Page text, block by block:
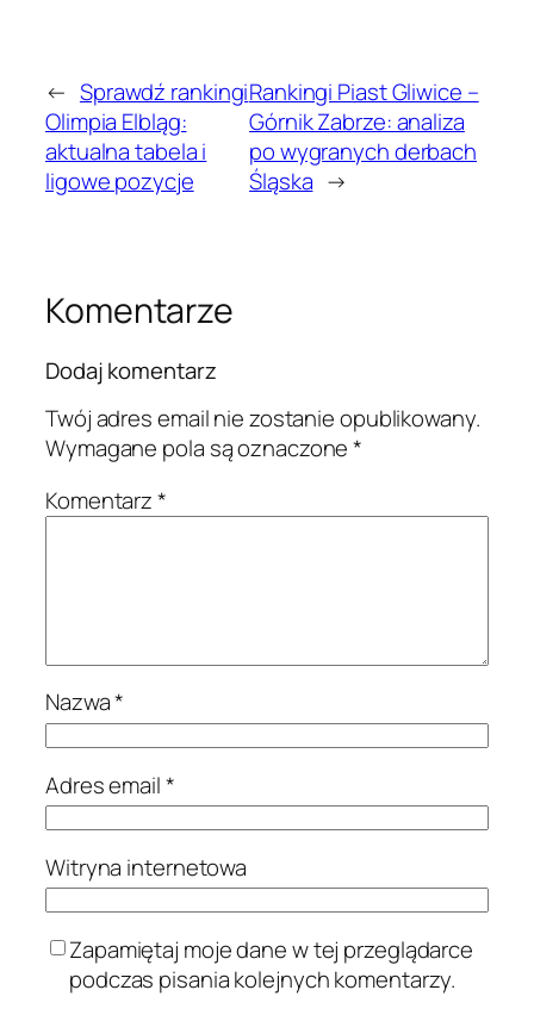
← Sprawdź rankingi
Olimpia Elbląg:
aktualna tabela i
ligowe pozycje
Rankingi Piast Gliwice –
Górnik Zabrze: analiza
po wygranych derbach
Śląska →
Komentarze
Dodaj komentarz
Twój adres email nie zostanie opublikowany.
Wymagane pola są oznaczone*
Komentarz*
Nazwa*
Adres email*
Witryna internetowa
Zapamiętaj moje dane w tej przeglądarce
podczas pisania kolejnych komentarzy.